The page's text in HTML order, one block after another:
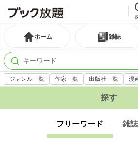
ホーム 雑誌
ジャンル一覧 作家一覧 出版社一覧 漫
探す
フリーワード 雑